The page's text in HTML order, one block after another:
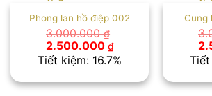
Phong lan hồ điệp 002
3.000.000₫
Giá
gốc
là:
2.500.000 ₫Giá
hiện
tại
2.500.000 ₫.
Tiết kiệm: 16.7%
Cung
là:
Tiết